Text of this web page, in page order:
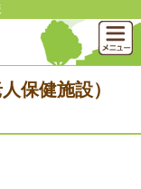
保健施設）